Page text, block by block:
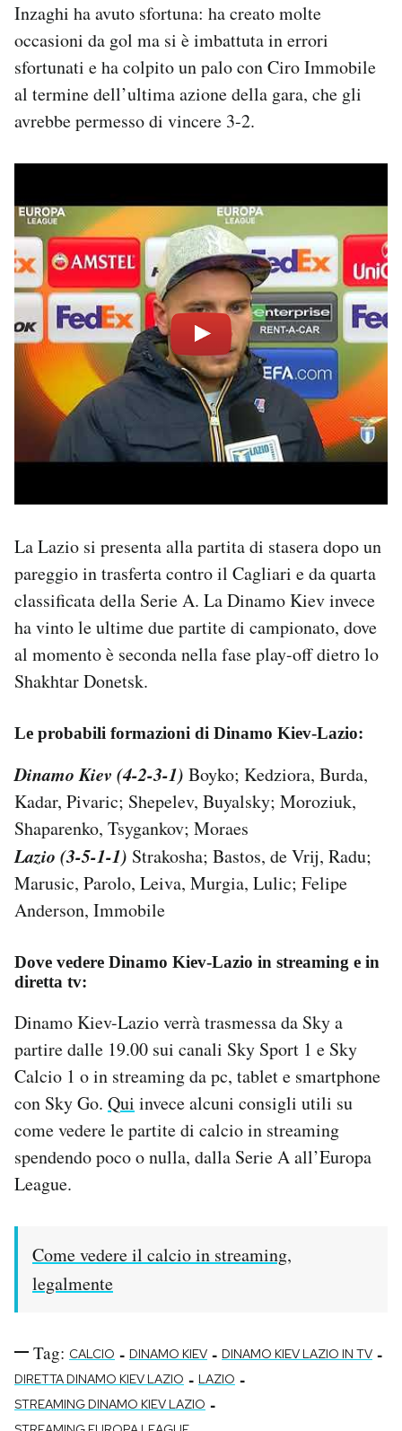
Inzaghi ha avuto sfortuna: ha creato molte
occasioni da gol ma si è imbattuta in errori
sfortunati e ha colpito un palo con Ciro Immobile
al termine dell’ultima azione della gara, che gli
avrebbe permesso di vincere 3-2.
La Lazio si presenta alla partita di stasera dopo un
pareggio in trasferta contro il Cagliari e da quarta
classificata della Serie A. La Dinamo Kiev invece
ha vinto le ultime due partite di campionato, dove
al momento è seconda nella fase play-off dietro lo
Shakhtar Donetsk.
Le probabili formazioni di Dinamo Kiev-Lazio:
Dinamo Kiev (4-2-3-1) Boyko; Kedziora, Burda,
Kadar, Pivaric; Shepelev, Buyalsky; Moroziuk,
Shaparenko, Tsygankov; Moraes
Lazio (3-5-1-1) Strakosha; Bastos, de Vrij, Radu;
Marusic, Parolo, Leiva, Murgia, Lulic; Felipe
Anderson, Immobile
Dove vedere Dinamo Kiev-Lazio in streaming e in
diretta tv:
Dinamo Kiev-Lazio verrà trasmessa da Sky a
partire dalle 19.00 sui canali Sky Sport 1 e Sky
Calcio 1 o in streaming da pc, tablet e smartphone
con Sky Go. Qui invece alcuni consigli utili su
come vedere le partite di calcio in streaming
spendendo poco o nulla, dalla Serie A all’Europa
League.
Come vedere il calcio in streaming,
legalmente
Tag: CALCIO - DINAMO KIEV - DINAMO KIEV LAZIO IN TV -
DIRETTA DINAMO KIEV LAZIO - LAZIO -
STREAMING DINAMO KIEV LAZIO -